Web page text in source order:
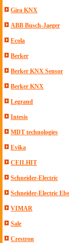
Gira KNX
ABB Busch-Jaeger
Ecola
Berker
Berker KNX Sensor
Berker KNX
Legrand
Intesis
MDT technologies
Evika
CEILHIT
Schneider-Electric
Schneider-Electric
VIMAR
Sale
Crestron